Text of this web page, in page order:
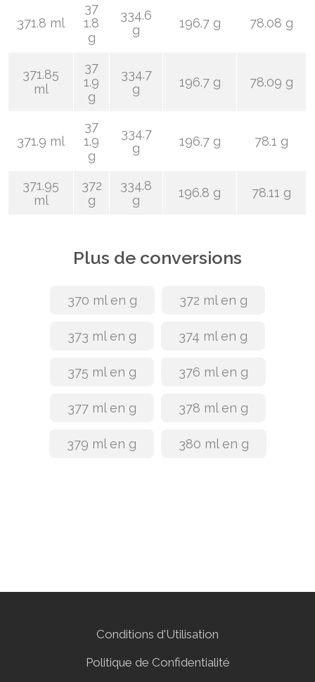
371.8 ml
37
1.8
g
334.6
g
196.7 g 78.08 g
371.85
ml
37
1.9
g
334.7
g
196.7 g 78.09 g
371.9 ml
37
1.9
g
334.7
g
196.7 g 78.1 g
371.95
ml
372
g
334.8
g
196.8 g 78.11 g
Plus de conversions
370 ml en g 372 ml en g
373 ml en g 374 ml en g
375 ml en g 376 ml en g
377 ml en g 378 ml en g
379 ml en g 380 ml en g
Conditions d'Utilisation
Politique de Confidentialité